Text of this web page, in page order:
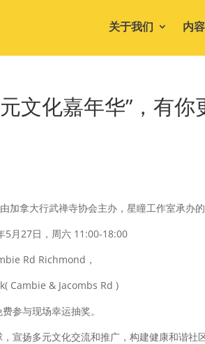
关于我们 内容
文化嘉年华”，有你
加拿大行武禅寺协会主办，星瞳工作室承办
5月27日，周六 11:00-18:00
Rd Richmond，
Cambie & Jacombs Rd )
参与现场幸运抽奖。
宣扬多元文化交流和推广，构建健康和谐